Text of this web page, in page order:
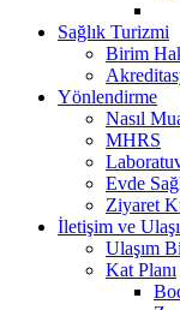
Sağlık Turizmi
Birim
Yönlendirme
Nasıl
MHRS
Evde
Ziyaret
İletişim ve
Ulaşım
Kat Planı